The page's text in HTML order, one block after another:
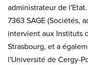
administrateur de
7363 SAGE (Sociétés,
intervient aux Instituts
Strasbourg, et a
l'Université de Cergy-